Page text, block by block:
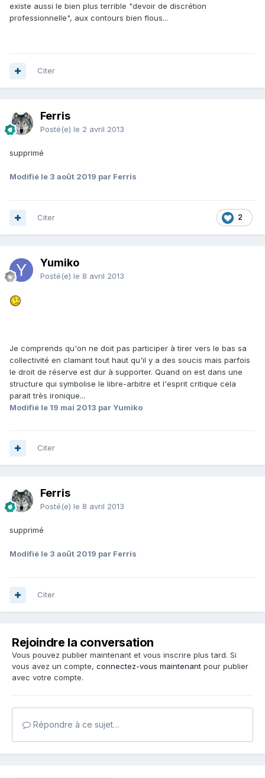
existe aussi le bien plus terrible "devoir de discrétion
professionnelle", aux contours bien flous...
Citer
Ferris
Posté(e) le 2 avril 2013
supprimé
Modifié le 3 août 2019 par Ferris
2
Citer
Yumiko
Posté(e) le 8 avril 2013
Je comprends qu'on ne doit pas participer à tirer vers le bas sa
collectivité en clamant tout haut qu'il y a des soucis mais parfois
le droit de réserve est dur à supporter. Quand on est dans une
structure qui symbolise le libre-arbitre et l'esprit critique cela
parait très ironique...
Modifié le 19 mai 2013 par Yumiko
Citer
Ferris
Posté(e) le 8 avril 2013
supprimé
Modifié le 3 août 2019 par Ferris
Citer
Rejoindre la conversation
Vous pouvez publier maintenant et vous inscrire plus tard. Si
vous avez un compte, connectez-vous maintenant pour publier
avec votre compte.
Répondre à ce sujet…